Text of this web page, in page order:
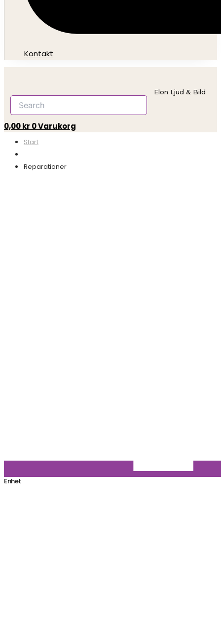
Kontakt
Elon Ljud & Bild
0,00kr 0Varukorg
Start
Reparationer
Enhet